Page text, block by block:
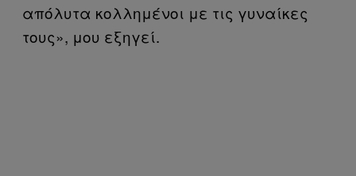
απόλυτα κολλημένοι με τις γυναίκες
τους», μου εξηγεί.